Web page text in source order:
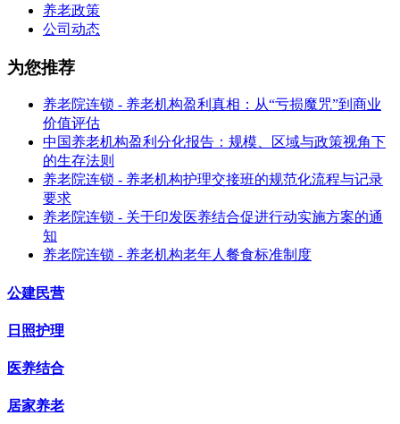
养老政策
公司动态
为您推荐
养老院连锁 - 养老机构盈利真相：从“亏损魔咒”到商业
价值评估
中国养老机构盈利分化报告：规模、区域与政策视角下
的生存法则
养老院连锁 - 养老机构护理交接班的规范化流程与记录
要求
养老院连锁 - 关于印发医养结合促进行动实施方案的通
知
养老院连锁 - 养老机构老年人餐食标准制度
公建民营
日照护理
医养结合
居家养老